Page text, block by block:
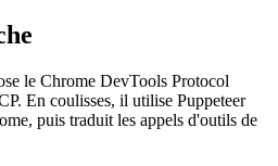
le Chrome DevTools Protocol
En coulisses, il utilise Puppeteer
puis traduit les appels d'outils de